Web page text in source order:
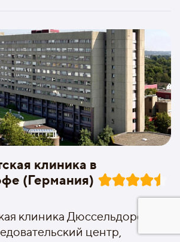
клиника в
(Германия)
клиника Дюссельдорфа -
центр,